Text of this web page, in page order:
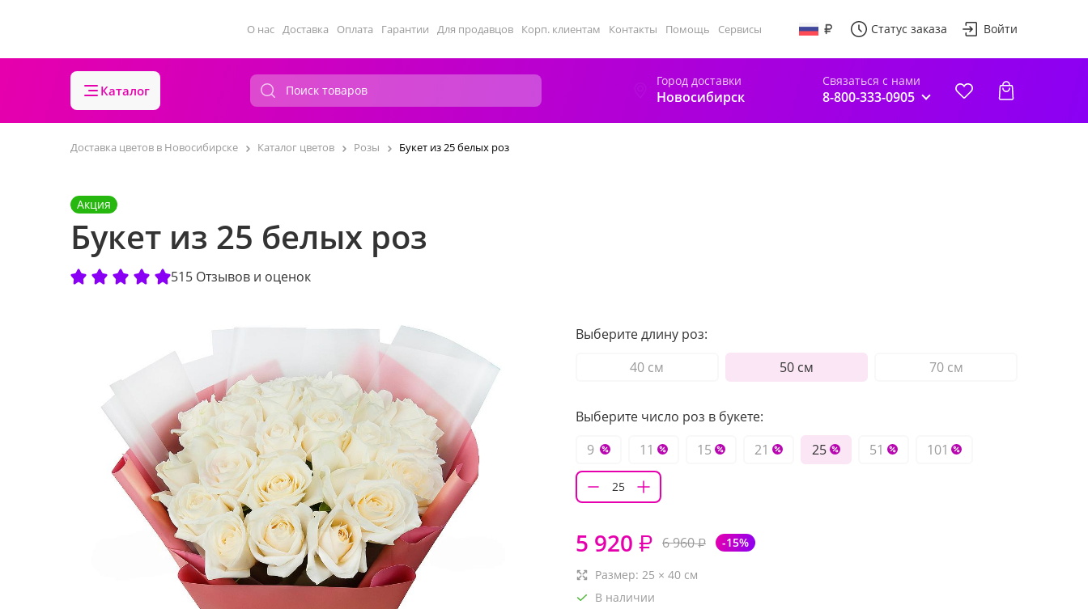
О нас Доставка Оплата Гарантии Для продавцов Корп. клиентам Контакты Помощь Сервисы Статус заказа Войти
Каталог
Город доставки
Новосибирск
Связаться с нами
8-800-333-0905
Доставка цветов в Новосибирске Каталог цветов Розы Букет из 25 белых роз
Акция
Букет из 25 белых роз
515 Отзывов и оценок
Выберите длину роз:
40 см
50 см 70 см
Выберите число роз в букете:
9
11 15 21 25 51 101
5 920 ₽ 6 960₽ -15%
Размер: 25 × 40 см
В наличии